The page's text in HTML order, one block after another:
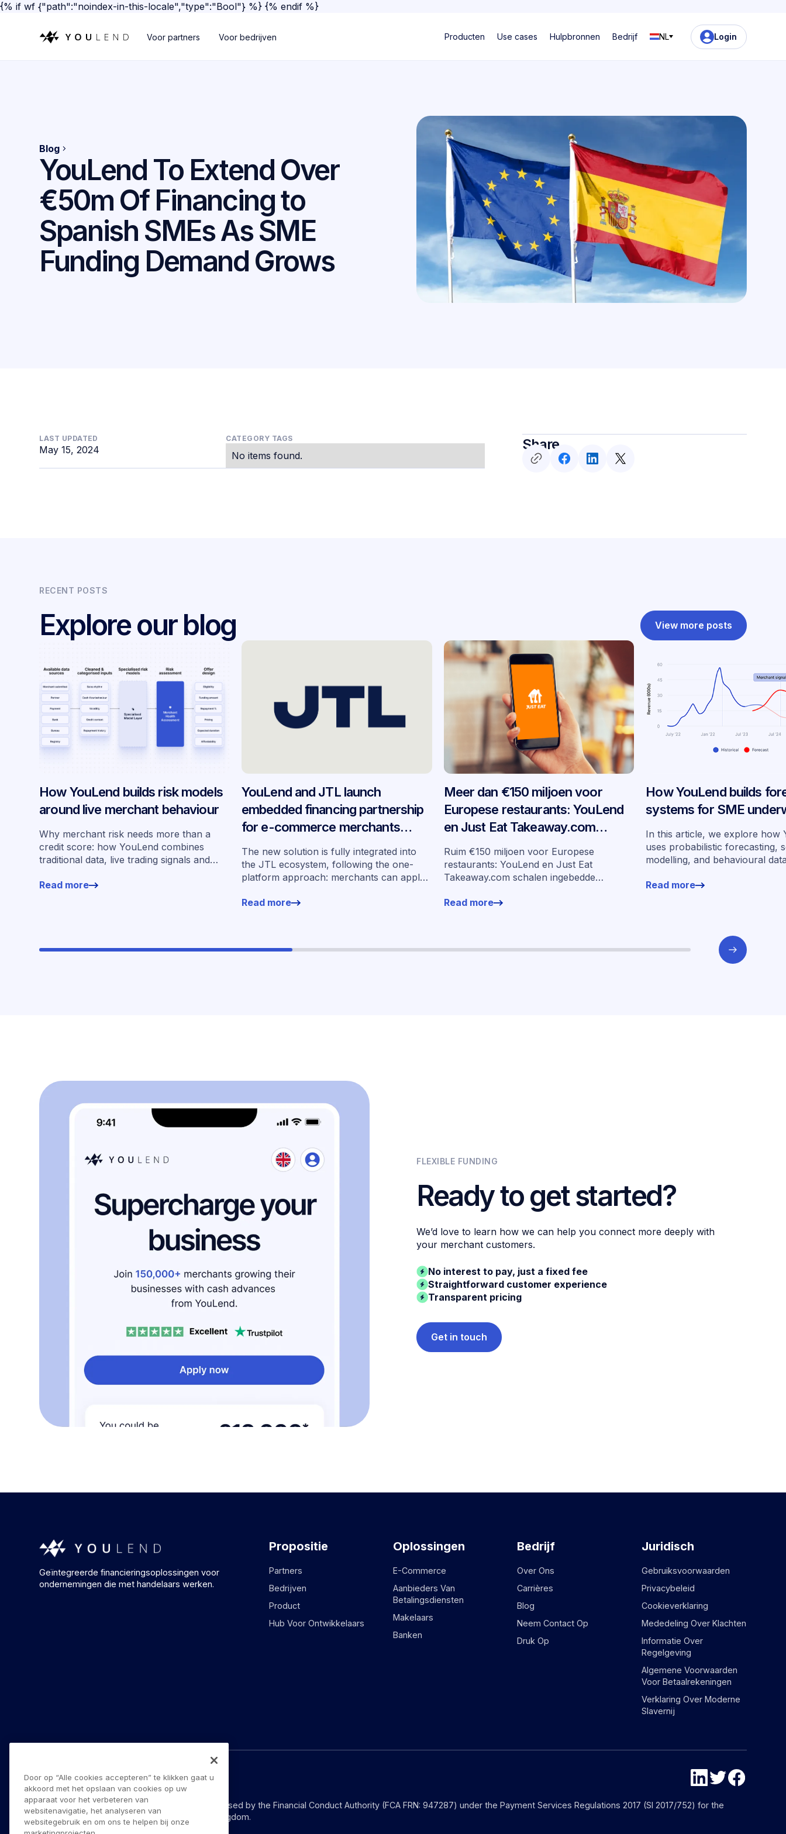
{% if wf {"path":"noindex-in-this-locale","type":"Bool"} %} {% endif %}
Voor partners Voor bedrijven Producten Use cases Hulpbronnen Bedrijf NL Login
Blog
YouLend To Extend Over
€50m Of Financing to
Spanish SMEs As SME
Funding Demand Grows
LAST UPDATED
May 15, 2024
CATEGORY TAGS
No items found.
Share
RECENT POSTS
Explore our blog View more posts
How YouLend builds risk models
around live merchant behaviour
Why merchant risk needs more than a
credit score: how YouLend combines
traditional data, live trading signals and
offers.
Read more
YouLend and JTL launch
embedded financing partnership
for e-commerce merchants
across Germany
The new solution is fully integrated into
the JTL ecosystem, following the one-
platform approach: merchants can apply
working environment.
Read more
Meer dan €150 miljoen voor
Europese restaurants: YouLend
en Just Eat Takeaway.com
schalen ingebedde financiering
op in zeven markten
Ruim €150 miljoen voor Europese
restaurants: YouLend en Just Eat
Takeaway.com schalen ingebedde
Read more
How YouLend builds
systems for SME
In this article, we explore how
uses probabilistic forecasting,
modelling, and behavioural
underwrite SMEs at scale.
Read more
FLEXIBLE FUNDING
Ready to get started?
We’d love to learn how we can help you connect more deeply with
your merchant customers.
No interest to pay, just a fixed fee
Straightforward customer experience
Transparent pricing
Get in touch
Geïntegreerde financieringsoplossingen voor
ondernemingen die met handelaars werken.
Propositie
Partners
Bedrijven
Product
Hub Voor Ontwikkelaars
Oplossingen
E-Commerce
Aanbieders Van
Betalingsdiensten
Makelaars
Banken
Bedrijf
Over Ons
Carrières
Blog
Neem Contact Op
Druk Op
Juridisch
Gebruiksvoorwaarden
Privacybeleid
Cookieverklaring
Mededeling Over Klachten
Informatie Over
Regelgeving
Algemene Voorwaarden
Voor Betaalrekeningen
Verklaring Over Moderne
Slavernij
© YouLend Limited. Alle rechten voorbehouden.
YouLend Limited is a Payment Institution authorised by the Financial Conduct Authority (FCA FRN: 947287) under the Payment Services Regulations 2017 (SI 2017/752) for the
provision of payment services in the United Kingdom.
Door op “Alle cookies accepteren” te klikken gaat u
akkoord met het opslaan van cookies op uw
apparaat voor het verbeteren van
websitenavigatie, het analyseren van
websitegebruik en om ons te helpen bij onze